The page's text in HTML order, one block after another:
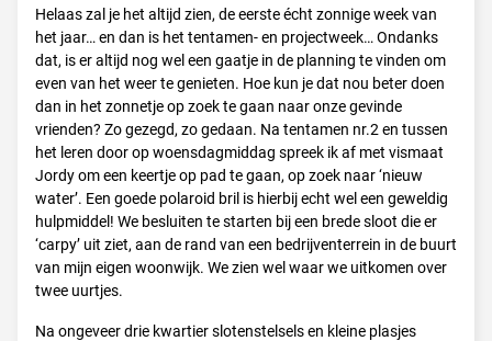
Helaas zal je het altijd zien, de eerste écht zonnige week van
het jaar… en dan is het tentamen- en projectweek… Ondanks
dat, is er altijd nog wel een gaatje in de planning te vinden om
even van het weer te genieten. Hoe kun je dat nou beter doen
dan in het zonnetje op zoek te gaan naar onze gevinde
vrienden? Zo gezegd, zo gedaan. Na tentamen nr.2 en tussen
het leren door op woensdagmiddag spreek ik af met vismaat
Jordy om een keertje op pad te gaan, op zoek naar ‘nieuw
water’. Een goede polaroid bril is hierbij echt wel een geweldig
hulpmiddel! We besluiten te starten bij een brede sloot die er
‘carpy’ uit ziet, aan de rand van een bedrijventerrein in de buurt
van mijn eigen woonwijk. We zien wel waar we uitkomen over
twee uurtjes.
Na ongeveer drie kwartier slotenstelsels en kleine plasjes